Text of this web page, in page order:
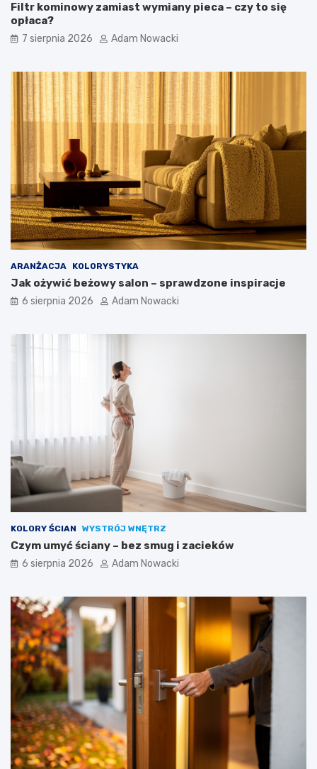
Filtr kominowy zamiast wymiany pieca – czy to się
opłaca?
7 sierpnia 2026 Adam Nowacki
ARANŻACJA KOLORYSTYKA
Jak ożywić beżowy salon – sprawdzone inspiracje
6 sierpnia 2026 Adam Nowacki
KOLORY ŚCIAN WYSTRÓJ WNĘTRZ
Czym umyć ściany – bez smug i zacieków
6 sierpnia 2026 Adam Nowacki